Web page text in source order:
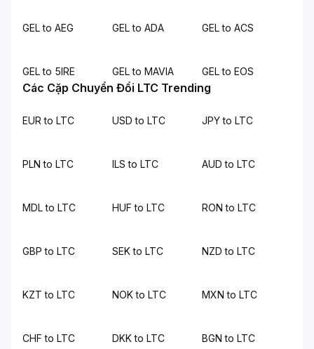
GEL to AEG GEL to ADA GEL to ACS
GEL to 5IRE GEL to MAVIA GEL to EOS
Các Cặp Chuyển Đổi LTC Trending
EUR to LTC USD to LTC JPY to LTC
PLN to LTC ILS to LTC AUD to LTC
MDL to LTC HUF to LTC RON to LTC
GBP to LTC SEK to LTC NZD to LTC
KZT to LTC NOK to LTC MXN to LTC
CHF to LTC DKK to LTC BGN to LTC